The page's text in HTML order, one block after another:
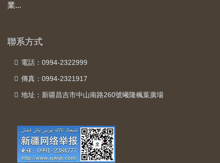
業...
聯系方式
電話：0994-2322999
傳真：0994-2321917
地址：新疆昌吉市中山南路260號曦隆楓葉廣場